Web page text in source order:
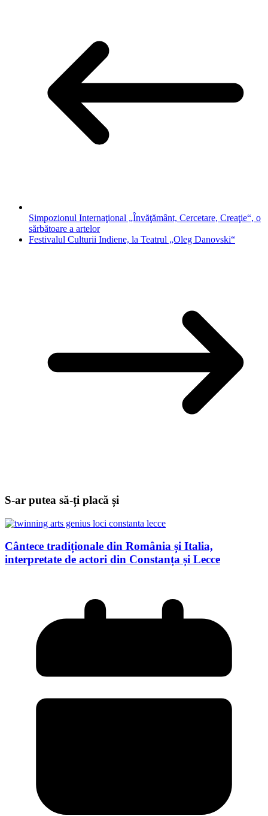
Simpozionul Internaţional „Învăţământ, Cercetare, Creaţie“, o
sărbătoare a artelor
Festivalul Culturii Indiene, la Teatrul „Oleg Danovski“
S-ar putea să-ți placă și
Cântece tradiționale din România și Italia,
interpretate de actori din Constanța și Lecce